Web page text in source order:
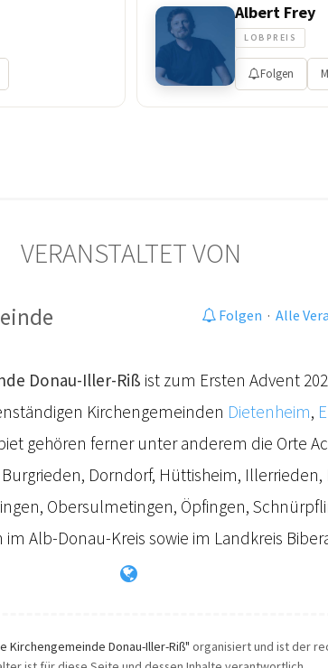
Albert Frey
LOBPREIS
Folgen
VERANSTALTET VON
Folgen · Alle
Donau-Iller-Riß ist zum Ersten Advent
Kirchengemeinden Dietenheim,
gehören ferner unter anderem die Orte
Dorndorf, Hüttisheim, Illerrieden,
Obersulmetingen, Öpfingen,
Alb-Donau-Kreis sowie im Landkreis
Kirchengemeinde Donau-Iller-Riß" organisiert und ist der